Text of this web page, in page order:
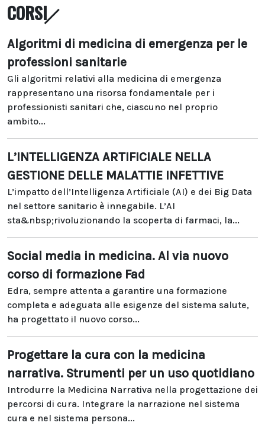
CORSI
Algoritmi di medicina di emergenza per le
professioni sanitarie
Gli algoritmi relativi alla medicina di emergenza
rappresentano una risorsa fondamentale per i
professionisti sanitari che, ciascuno nel proprio
ambito...
L’INTELLIGENZA ARTIFICIALE NELLA
GESTIONE DELLE MALATTIE INFETTIVE
L’impatto dell’Intelligenza Artificiale (AI) e dei Big Data
nel settore sanitario è innegabile. L’AI
sta&nbsp;rivoluzionando la scoperta di farmaci, la...
Social media in medicina. Al via nuovo
corso di formazione Fad
Edra, sempre attenta a garantire una formazione
completa e adeguata alle esigenze del sistema salute,
ha progettato il nuovo corso...
Progettare la cura con la medicina
narrativa. Strumenti per un uso quotidiano
Introdurre la Medicina Narrativa nella progettazione dei
percorsi di cura. Integrare la narrazione nel sistema
cura e nel sistema persona...